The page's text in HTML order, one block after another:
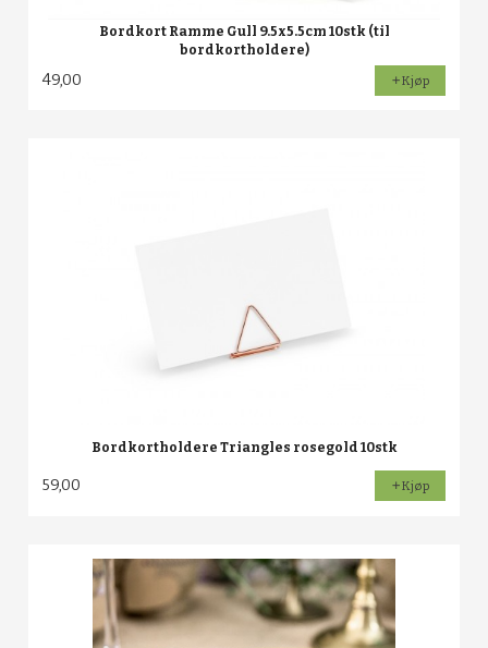
Bordkort Ramme Gull 9.5x5.5cm 10stk (til
bordkortholdere)
49,00 Kjøp
Bordkortholdere Triangles rosegold 10stk
59,00 Kjøp